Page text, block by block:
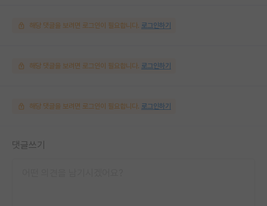
해당 댓글을 보려면 로그인이 필요합니다. 로그인하기
해당 댓글을 보려면 로그인이 필요합니다. 로그인하기
해당 댓글을 보려면 로그인이 필요합니다. 로그인하기
댓글쓰기